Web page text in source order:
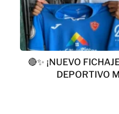
🔴✨ ¡NUEVO
DEPORTIVO